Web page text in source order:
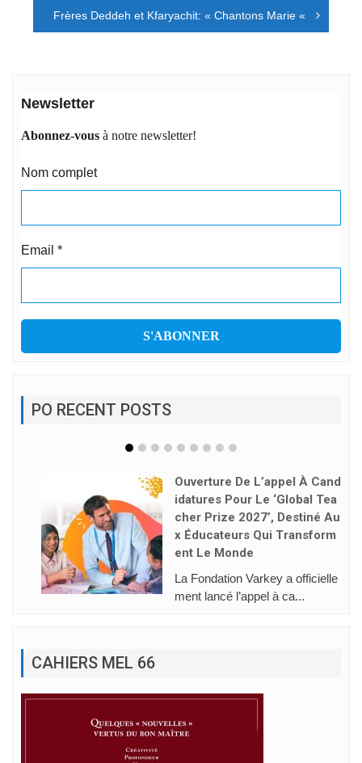
l’articleFrères Deddeh et Kfaryachit: « Chantons Marie «
Newsletter
Abonnez-vous à notre newsletter!
Nom complet
Email *
PO RECENT POSTS
Rafael Ruiz : « Nous Devons
Apprendre À Habiter L’intelli
Gence Artificielle »
Face à l’essor de l’intelligence a
rtificielle, la néces...
CAHIERS MEL 66